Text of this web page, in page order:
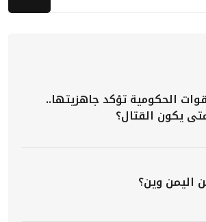
الحكومية تؤكد جاهزيتها..
يكون القتال؟
اليمن وين؟